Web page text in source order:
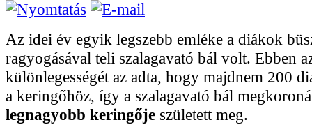
Az idei év egyik legszebb emléke a diákok
ragyogásával teli szalagavató bál volt. Ebben
különlegességét az adta, hogy majdnem 200
a keringőhöz, így a szalagavató bál
legnagyobb keringője született meg.